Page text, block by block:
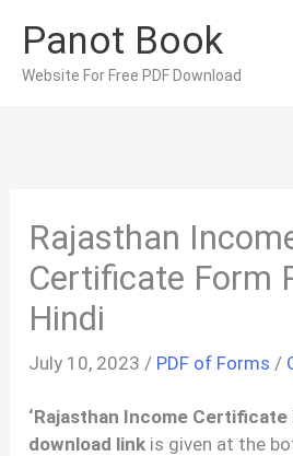
content
Panot Book
Website For Free PDF Download
Rajasthan
Certificate Form
Hindi
July 10, 2023 / PDF of Forms /
‘Rajasthan Income Certificate
download link is given at the